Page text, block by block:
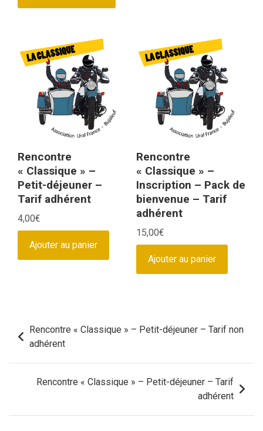
options
choisies
produit
Rencontre
« Classique » –
Petit-déjeuner –
Tarif adhérent
4,00€
Ajouter au panier
Rencontre
« Classique » –
Inscription – Pack de
bienvenue – Tarif
adhérent
15,00€
Ajouter au panier
Navigation
de
l’article
Rencontre « Classique » – Petit-déjeuner – Tarif non
adhérent
Rencontre « Classique » – Petit-déjeuner – Tarif
adhérent